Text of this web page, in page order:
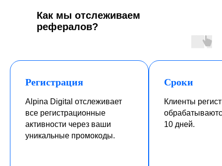
Как мы отслеживаем
рефералов?
Регистрация
Alpina Digital отслеживает
все регистрационные
активности через ваши
уникальные промокоды.
Сроки
Клиенты
10 дней.
программе
вознаграждения за рекомендации.